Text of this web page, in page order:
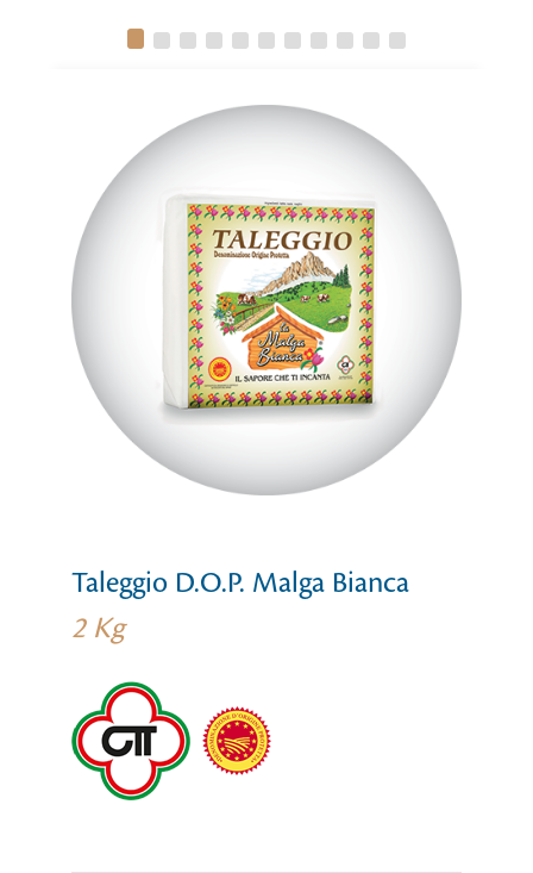
Bianca
Taleggio